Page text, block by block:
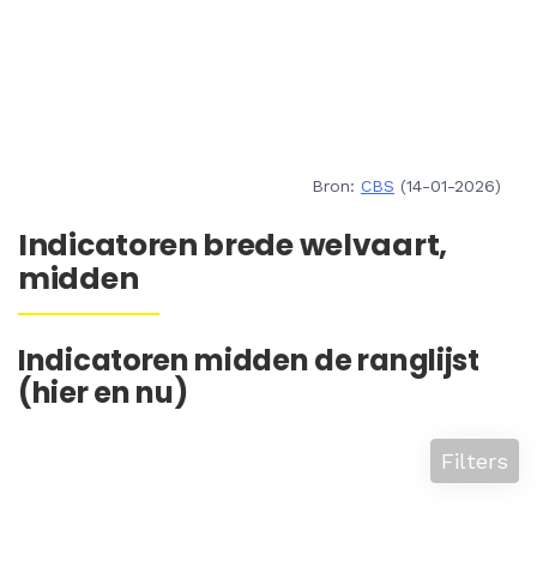
Bron: CBS (14-01-2026)
Indicatoren brede welvaart,
midden
Indicatoren midden de ranglijst
(hier en nu)
Filters